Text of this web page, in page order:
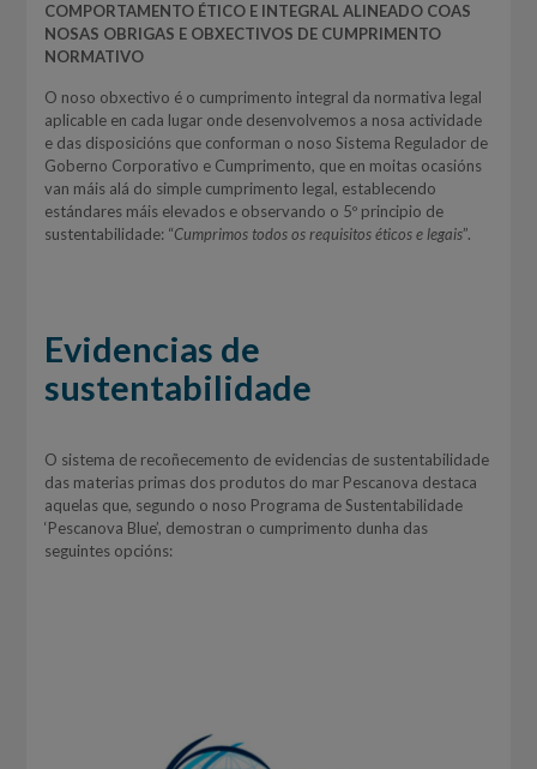
COMPORTAMENTO ÉTICO E INTEGRAL ALINEADO COAS
NOSAS OBRIGAS E OBXECTIVOS DE CUMPRIMENTO
NORMATIVO
O noso obxectivo é o cumprimento integral da normativa legal
aplicable en cada lugar onde desenvolvemos a nosa actividade
e das disposicións que conforman o noso Sistema Regulador de
Goberno Corporativo e Cumprimento, que en moitas ocasións
van máis alá do simple cumprimento legal, establecendo
estándares máis elevados e observando o 5º principio de
sustentabilidade: “Cumprimos todos os requisitos éticos e legais”.
Evidencias de
sustentabilidade
O sistema de recoñecemento de evidencias de sustentabilidade
das materias primas dos produtos do mar Pescanova destaca
aquelas que, segundo o noso Programa de Sustentabilidade
‘Pescanova Blue’, demostran o cumprimento dunha das
seguintes opcións: